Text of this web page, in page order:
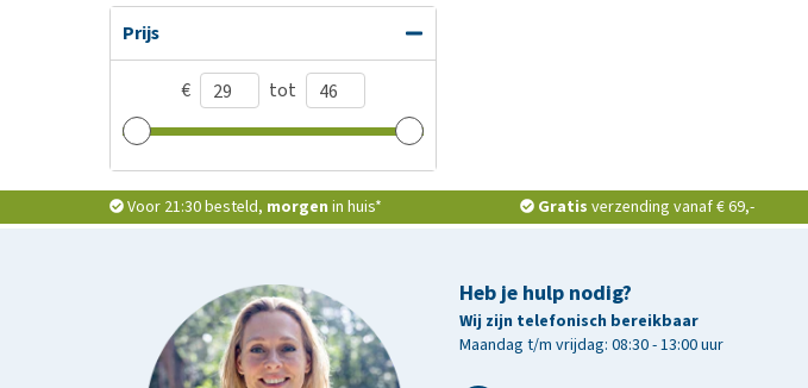
Prijs
€ tot
Voor 21:30 besteld, morgen in huis* Gratis verzending vanaf € 69,-
Heb je hulp nodig?
Wij zijn telefonisch bereikbaar
Maandag t/m vrijdag: 08:30 - 13:00 uur